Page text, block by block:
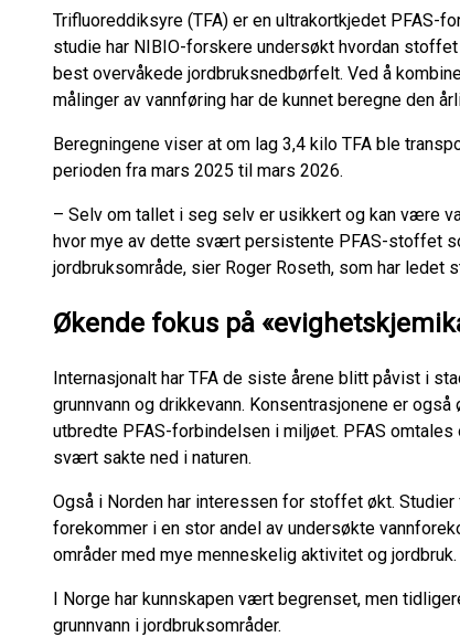
Trifluoreddiksyre (TFA) er en ultrakortkjedet
studie har NIBIO-forskere undersøkt hvordan
best overvåkede jordbruksnedbørfelt. Ved å
målinger av vannføring har de kunnet beregne den
Beregningene viser at om lag 3,4 kilo TFA ble
perioden fra mars 2025 til mars 2026.
– Selv om tallet i seg selv er usikkert og kan være
hvor mye av dette svært persistente PFAS-stoffet
jordbruksområde, sier Roger Roseth, som har ledet
Økende fokus på
Internasjonalt har TFA de siste årene blitt påvist i
grunnvann og drikkevann. Konsentrasjonene er
utbredte PFAS-forbindelsen i miljøet. PFAS
svært sakte ned i naturen.
Også i Norden har interessen for stoffet økt.
forekommer i en stor andel av undersøkte
områder med mye menneskelig aktivitet og jordbruk.
I Norge har kunnskapen vært begrenset, men
grunnvann i jordbruksområder.